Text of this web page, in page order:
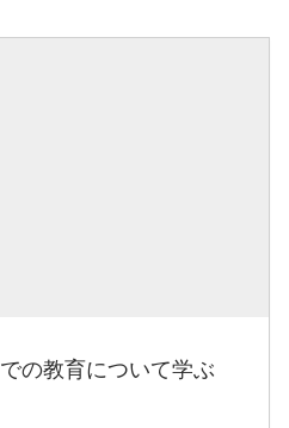
の教育について学ぶ